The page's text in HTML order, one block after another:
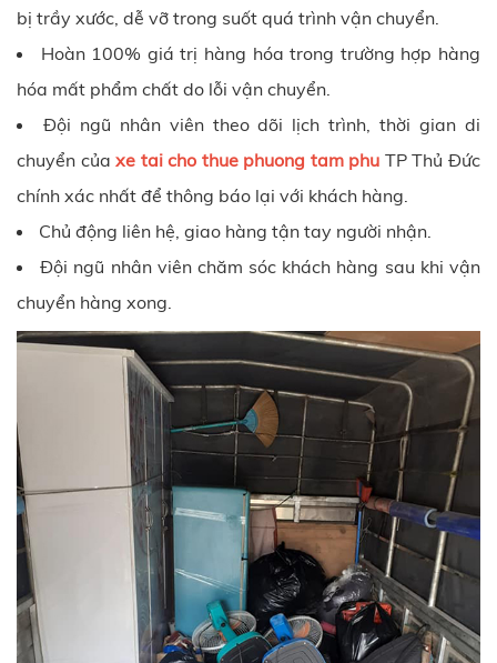
bị trầy xước, dễ vỡ trong suốt quá trình vận chuyển.
Hoàn 100% giá trị hàng hóa trong trường hợp hàng
hóa mất phẩm chất do lỗi vận chuyển.
Đội ngũ nhân viên theo dõi lịch trình, thời gian di
chuyển củaxe tai cho thue phuong tam phu TP Thủ Đức
chính xác nhất để thông báo lại với khách hàng.
Chủ động liên hệ, giao hàng tận tay người nhận.
Đội ngũ nhân viên chăm sóc khách hàng sau khi vận
chuyển hàng xong.